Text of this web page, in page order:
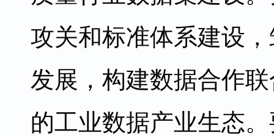
攻关和标准体系建设
发展，构建数据合作
的工业数据产业生态